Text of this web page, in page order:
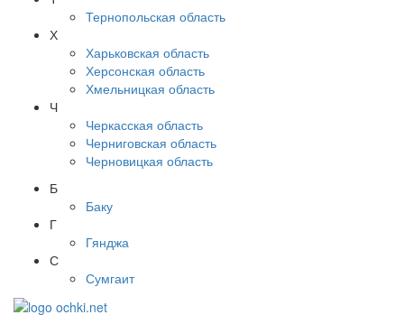
Тернопольская область
Х
Харьковская область
Херсонская область
Хмельницкая область
Ч
Черкасская область
Черниговская область
Черновицкая область
Б
Баку
Г
Гянджа
С
Сумгаит